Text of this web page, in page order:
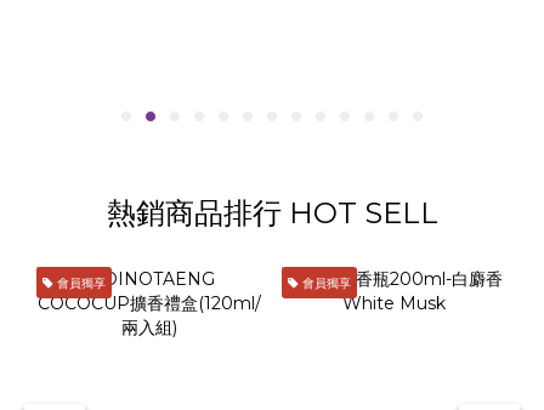
熱銷商品排行 HOT SELL
會員獨享 會員獨享